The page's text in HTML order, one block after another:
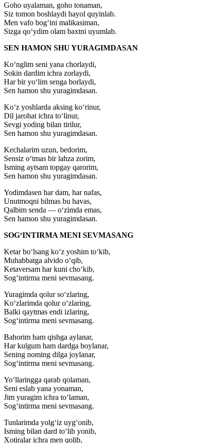
Goho uyalaman, goho tonaman,
Siz tomon boshlaydi hayol quyinlab.
Men vafo bog‘ini malikasiman,
Sizga qo‘ydim olam baxtni uyumlab.
SEN HAMON SHU YURAGIMDASAN
Ko‘nglim seni yana chorlaydi,
Sokin dardim ichra zorlaydi,
Har bir yo‘lim senga borlaydi,
Sen hamon shu yuragimdasan.
Ko‘z yoshlarda aksing ko‘rinur,
Dil jarohat ichra to‘linur,
Sevgi yoding bilan tirilur,
Sen hamon shu yuragimdasan.
Kechalarim uzun, bedorim,
Sensiz o‘tmas bir lahza zorim,
Isming aytsam topgay qarorim,
Sen hamon shu yuragimdasan.
Yodimdasen har dam, har nafas,
Unutmoqni bilmas bu havas,
Qalbim senda — o‘zimda emas,
Sen hamon shu yuragimdasan.
SOG‘INTIRMA MENI SEVMASANG
Ketar bo‘lsang ko‘z yoshim to‘kib,
Muhabbatga alvido o‘qib,
Ketaversam har kuni cho‘kib,
Sog‘intirma meni sevmasang.
Yuragimda qolur so‘zlaring,
Ko‘zlarimda qolur o‘zlaring,
Balki qaytmas endi izlaring,
Sog‘intirma meni sevmasang.
Bahorim ham qishga aylanar,
Har kulgum ham dardga boylanar,
Sening noming dilga joylanar,
Sog‘intirma meni sevmasang.
Yo‘llaringga qarab qolaman,
Seni eslab yana yonaman,
Jim yuragim ichra to‘laman,
Sog‘intirma meni sevmasang.
Tunlarimda yolg‘iz uyg‘onib,
Isming bilan dard to‘lib yonib,
Xotiralar ichra men qolib,